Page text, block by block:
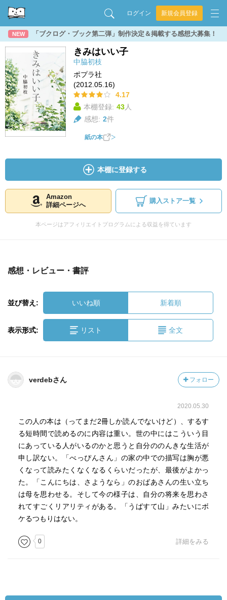
ログイン 新規会員登録
NEW 「ブクログ・ブック第二弾」制作決定＆掲載する感想大募集！
きみはいい子
中脇初枝
ポプラ社
(2012.05.16)
4.17
本棚登録: 43人
感想: 2件
紙の本
本棚に登録する
Amazon
詳細ページへ
購入ストア一覧
本ページはアフィリエイトプログラムによる収益を得ています
感想・レビュー・書評
並び替え: いいね順 新着順
表示形式: リスト 全文
verdebさん フォロー
2020.05.30
この人の本は（ってまだ2冊しか読んでないけど）、するす
る短時間で読めるのに内容は重い。世の中にはこういう目
にあっている人がいるのかと思うと自分ののんきな生活が
申し訳ない。「べっぴんさん」の家の中での描写は胸が悪
くなって読みたくなくなるくらいだったが、最後がよかっ
た。「こんにちは、さようなら」のおばあさんの生い立ち
は母を思わせる。そして今の様子は、自分の将来を思わさ
れてすごくリアリティがある。「うばすて山」みたいにボ
ケるつもりはない。
0 詳細をみる